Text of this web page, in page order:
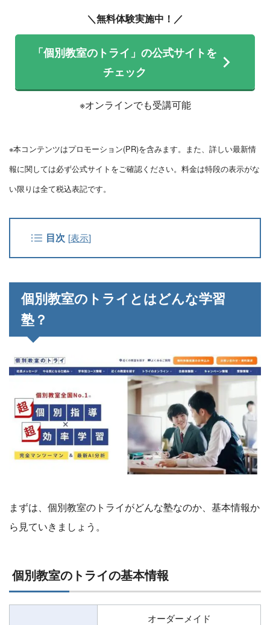
＼無料体験実施中！／
「個別教室のトライ」の公式サイトを
チェック
※オンラインでも受講可能
※本コンテンツはプロモーション(PR)を含みます。また、詳しい最新情
報に関しては必ず公式サイトをご確認ください。料金は特段の表示がな
い限りは全て税込表記です。
目次 [表示]
個別教室のトライとはどんな学習
塾？
まずは、個別教室のトライがどんな塾なのか、基本情報か
ら見ていきましょう。
個別教室のトライの基本情報
オーダーメイド